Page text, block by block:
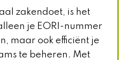
zakendoet, is het
je EORI-nummer
maar ook efficiënt je
te beheren. Met